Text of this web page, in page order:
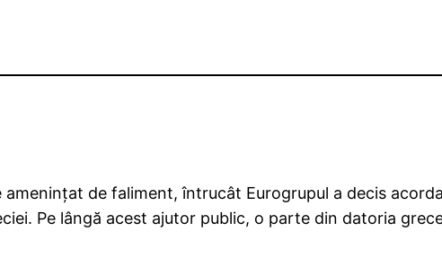
de faliment, întrucât Eurogrupul a decis
Pe lângă acest ajutor public, o parte din datoria